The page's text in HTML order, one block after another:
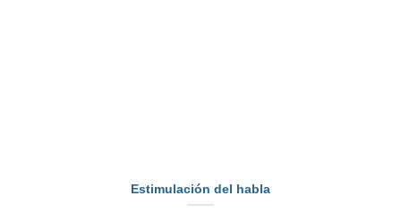
Estimulación del habla